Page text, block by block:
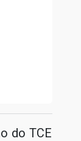
do TCE